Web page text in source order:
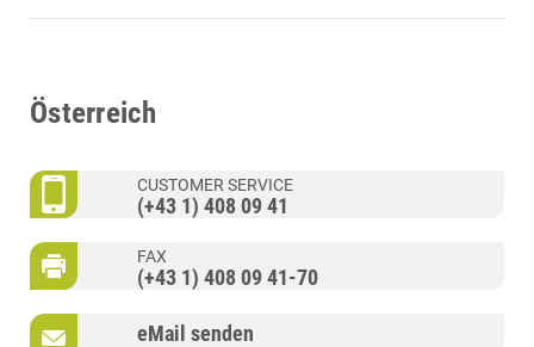
Österreich
CUSTOMER SERVICE
(+43 1) 408 09 41
FAX
(+43 1) 408 09 41-70
eMail senden